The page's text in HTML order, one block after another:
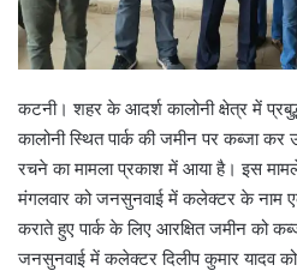
कटनी। शहर के आदर्श कालोनी क्षेत्र में
कालोनी स्थित पार्क की जमीन पर कब्जा
रचने का मामला प्रकाश में आया है। इस
मंगलवार को जनसुनवाई में कलेक्टर के नाम
कराते हुए पार्क के लिए आरक्षित जमीन को
जनसुनवाई में कलेक्टर दिलीप कुमार यादव को